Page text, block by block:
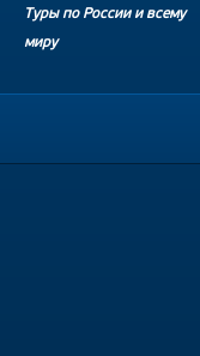
Туры по России и всему
миру